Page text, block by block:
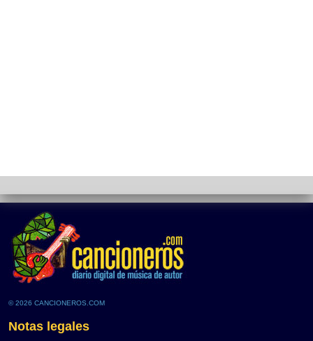
© 2026 CANCIONEROS.COM
Notas legales